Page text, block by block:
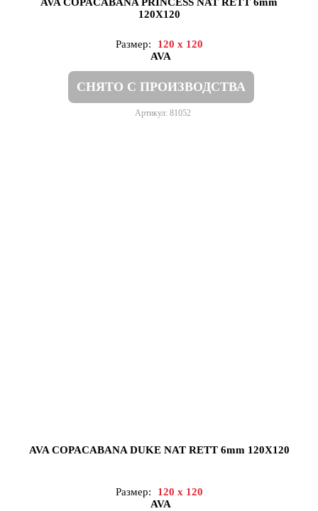
120X120
Размер:
120 x 120
AVA
СНЯТО С ПРОИЗВОДСТВА
Артикул: 81052
AVA COPACABANA DUKE NAT RETT 6mm 120X120
Размер:
120 x 120
AVA